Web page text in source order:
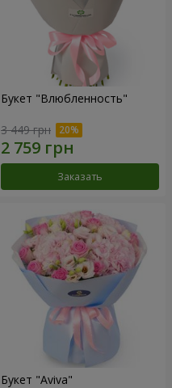
Букет "Влюбленность"
3 449 грн
Заказать
Букет "Aviva"